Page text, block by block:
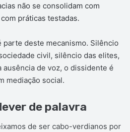
não se consolidam com
práticas testadas.
deste mecanismo. Silêncio
civil, silêncio das elites,
ausência de voz, o dissidente é
mediação social.
de palavra
de ser cabo-verdianos por